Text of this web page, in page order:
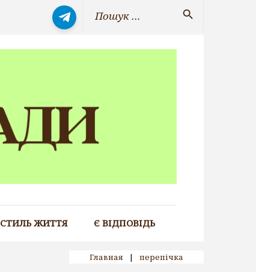
search
СТИЛЬ ЖИТТЯ Є ВІДПОВІДЬ
Главная | перепічка